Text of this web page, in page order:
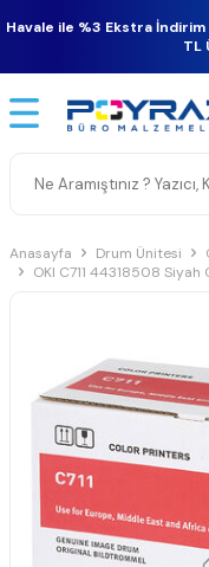
Havale ile %3 Ekstra İndirim
TL
Anasayfa Drum Ünitesi
OKI C711 44318508